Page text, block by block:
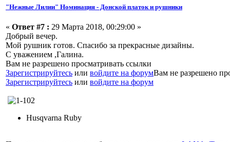
"Нежные Лилии" Номинация - Донской платок и рушники
« Ответ #7 : 29 Марта 2018, 00:29:00 »
Добрый вечер.
Мой рушник готов. Спасибо за прекрасные дизайны.
С уважением ,Галина.
Вам не разрешено просматривать ссылки
Зарегистрируйтесь или войдите на форумВам не разрешено
Зарегистрируйтесь или войдите на форум
Husqvarna Ruby